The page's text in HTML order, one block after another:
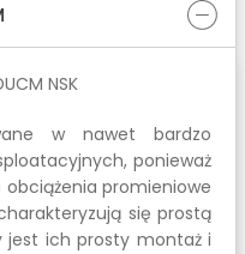
NSK
w nawet bardzo
ponieważ
promieniowe
się prostą
jest ich prosty montaż i